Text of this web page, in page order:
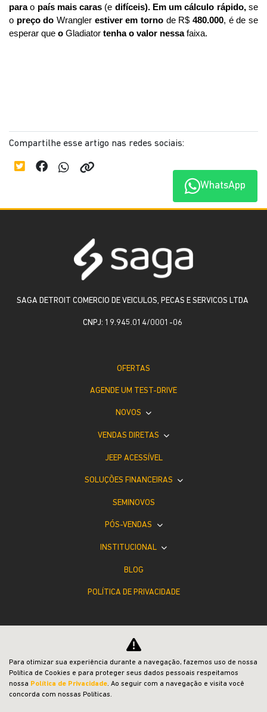
para o país mais caras (e difíceis). Em um cálculo rápido, se
o preço do Wrangler estiver em torno de R$ 480.000, é de se
esperar que o Gladiator tenha o valor nessa faixa.
Compartilhe esse artigo nas redes sociais:
WhatsApp
SAGA DETROIT COMERCIO DE VEICULOS, PECAS E SERVICOS LTDA
CNPJ: 19.945.014/0001-06
OFERTAS
AGENDE UM TEST-DRIVE
NOVOS
VENDAS DIRETAS
JEEP ACESSÍVEL
SOLUÇÕES FINANCEIRAS
SEMINOVOS
PÓS-VENDAS
INSTITUCIONAL
BLOG
POLÍTICA DE PRIVACIDADE
Desacelere. Seu bem maior é a vida.
Para otimizar sua experiência durante a navegação, fazemos uso de nossa
Política de Cookies e para proteger seus dados pessoais respeitamos
nossa Política de Privacidade. Ao seguir com a navegação e visita você
concorda com nossas Políticas.